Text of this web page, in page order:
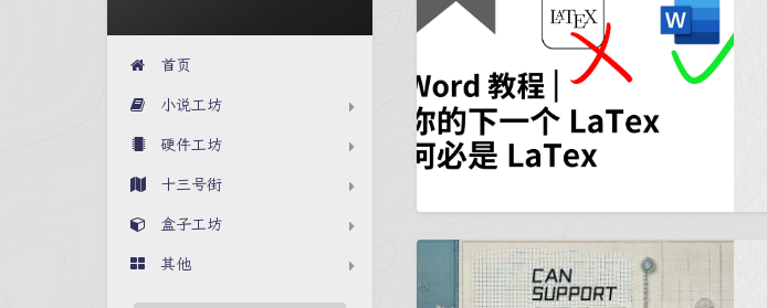
首页
小说工坊
硬件工坊
十三号街
盒子工坊
其他